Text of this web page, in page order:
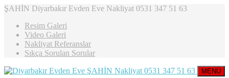
ŞAHİN Diyarbakır Evden Eve Nakliyat 0531 347 51 63
Resim Galeri
Video Galeri
Nakliyat Referanslar
Sıkça Sorulan Sorular
MENÜ